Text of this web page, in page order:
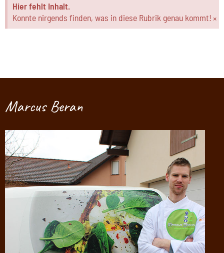
Hier fehlt Inhalt.
Konnte nirgends finden, was in diese Rubrik genau kommt! ×
Marcus Beran